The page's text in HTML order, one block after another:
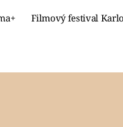
Filmový festival